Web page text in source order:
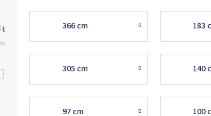
366 cm 183
305 cm 140
97 cm 100